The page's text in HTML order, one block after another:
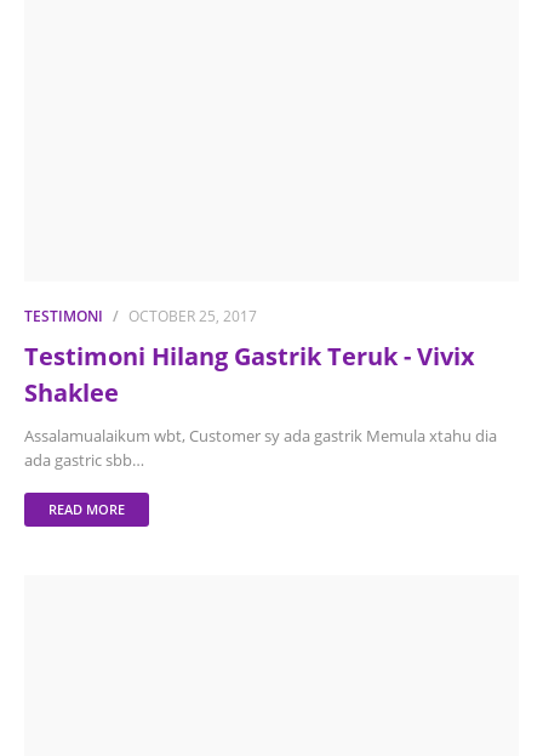
TESTIMONI OCTOBER 25, 2017
Testimoni Hilang Gastrik Teruk - Vivix
Shaklee
Assalamualaikum wbt, Customer sy ada gastrik Memula xtahu dia
ada gastric sbb…
READ MORE